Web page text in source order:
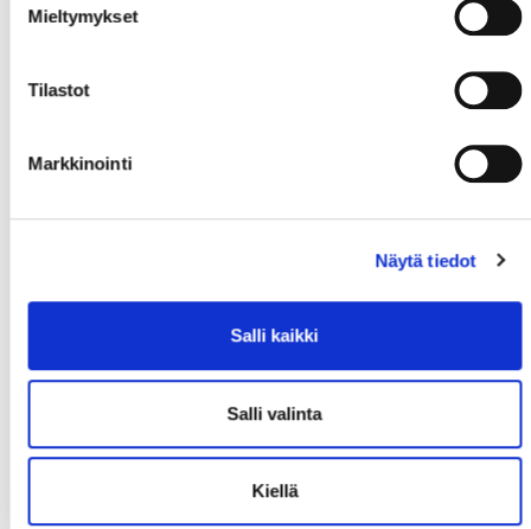
Mieltymykset
Tilastot
Markkinointi
Näytä tiedot
Salli kaikki
Salli valinta
Kiellä